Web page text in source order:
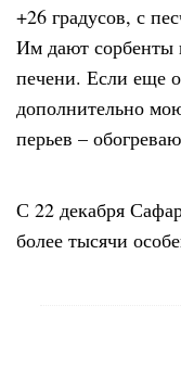
+26 градусов, с
Им дают сорбенты
печени. Если еще
дополнительно
перьев –
С 22 декабря
более тысячи